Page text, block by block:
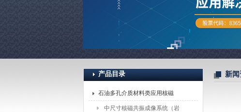
上海纽迈电子科技有限公司
产品目录
石油多孔介质材料类应用核磁
中尺寸核磁共振成像系统（岩
新